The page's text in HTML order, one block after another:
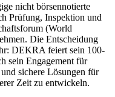
nicht börsennotierte
Prüfung, Inspektion und
(World
Die Entscheidung
DEKRA feiert sein 100-
sein Engagement für
sichere Lösungen für
Zeit zu entwickeln.